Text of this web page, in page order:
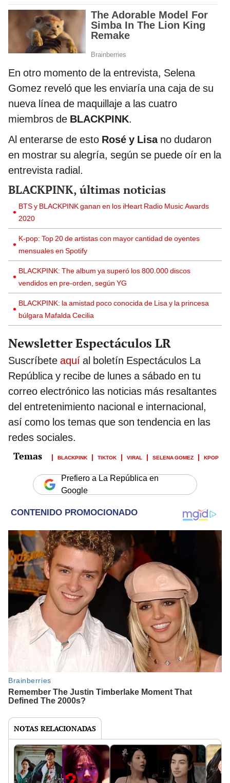
En otro momento de la entrevista, Selena
Gomez reveló que les enviaría una caja de su
nueva línea de maquillaje a las cuatro
miembros de BLACKPINK.
Al enterarse de esto Rosé y Lisa no dudaron
en mostrar su alegría, según se puede oír en la
entrevista radial.
BLACKPINK, últimas noticias
BTS y BLACKPINK ganan en los iHeart Radio Music Awards
2020
K-pop: Top 20 de artistas con mayor cantidad de oyentes
mensuales en Spotify
BLACKPINK: The album ya superó los 800.000 discos
vendidos en pre-orden, según YG
BLACKPINK: la amistad poco conocida de Lisa y la princesa
búlgara Mafalda Cecilia
Newsletter Espectáculos LR
Suscríbete aquí al boletín Espectáculos La
República y recibe de lunes a sábado en tu
correo electrónico las noticias más resaltantes
del entretenimiento nacional e internacional,
así como los temas que son tendencia en las
redes sociales.
BLACKPINK TIKTOK VIRAL SELENA GOMEZ KPOP
Prefiero a La República en
Google
NOTAS RELACIONADAS